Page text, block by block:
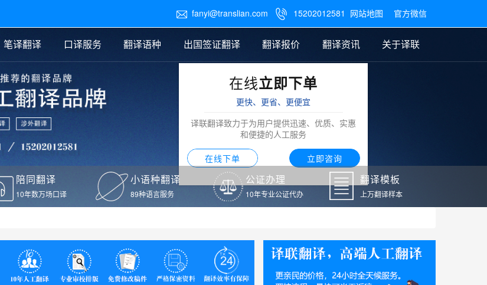
 fanyi@translian.com  15202012581 网站地图 官方微信
笔译翻译
法律翻译 说明书翻译 图纸翻译
口译服务
同声传译
翻译语种
语翻译 泰语翻译
葡萄牙语翻译
出国签证翻译
译
版翻
翻译报价
笔译翻译报价
证件翻译报价
翻译资讯
公证样本
签证翻译
关于译联
在线立即下单
更快、更省、更便宜
译联翻译致力于为用户提供迅速、优质、实惠
和便捷的人工服务
在线下单 立即咨询
陪同翻译
10年数万场口译
小语种翻译
89种语言服务
公证办理
10年专业公证代办
翻译模板
上万翻译样本